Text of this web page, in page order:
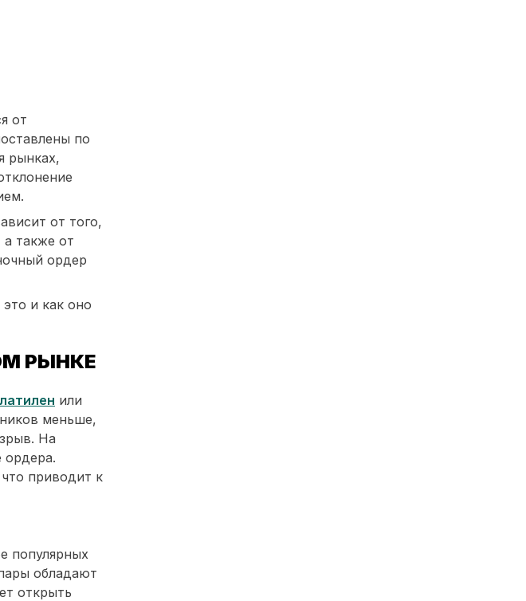
от
по
рынках,
от того,
а также от
ордер
и как оно
РЫНКЕ
или
меньше,
На
ордера.
приводит к
популярных
обладают
открыть